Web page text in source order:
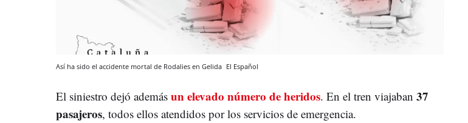
Así ha sido el accidente mortal de Rodalies en Gelida El Español
El siniestro dejó además un elevado número de heridos. En el tren viajaban 37
pasajeros, todos ellos atendidos por los servicios de emergencia.